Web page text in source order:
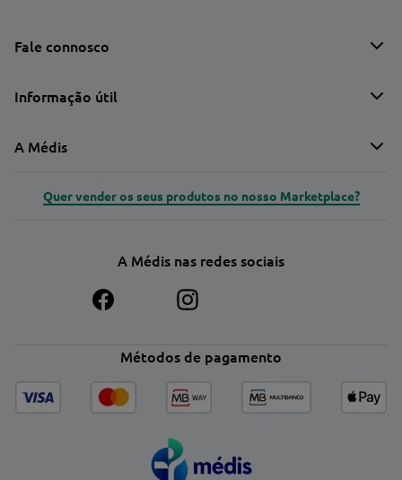
Fale connosco
Informação útil
A Médis
Quer vender os seus produtos no nosso Marketplace?
A Médis nas redes sociais
Métodos de pagamento